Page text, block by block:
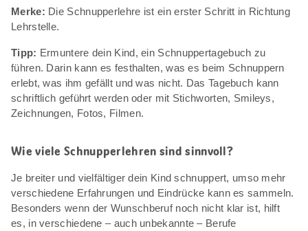
Merke: Die Schnupperlehre ist ein erster Schritt in Richtung
Lehrstelle.
Tipp: Ermuntere dein Kind, ein Schnuppertagebuch zu
führen. Darin kann es festhalten, was es beim Schnuppern
erlebt, was ihm gefällt und was nicht. Das Tagebuch kann
schriftlich geführt werden oder mit Stichworten, Smileys,
Zeichnungen, Fotos, Filmen.
Wie viele Schnupperlehren sind sinnvoll?
Je breiter und vielfältiger dein Kind schnuppert, umso mehr
verschiedene Erfahrungen und Eindrücke kann es sammeln.
Besonders wenn der Wunschberuf noch nicht klar ist, hilft
es, in verschiedene – auch unbekannte – Berufe